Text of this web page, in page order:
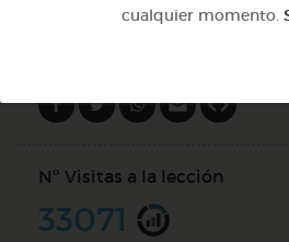
Nº Visitas a la lección
33071
cualquier momento.